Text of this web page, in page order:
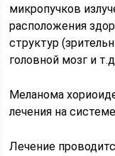
микропучков
расположения
структур
головной мозг и
Меланома
лечения на
Лечение